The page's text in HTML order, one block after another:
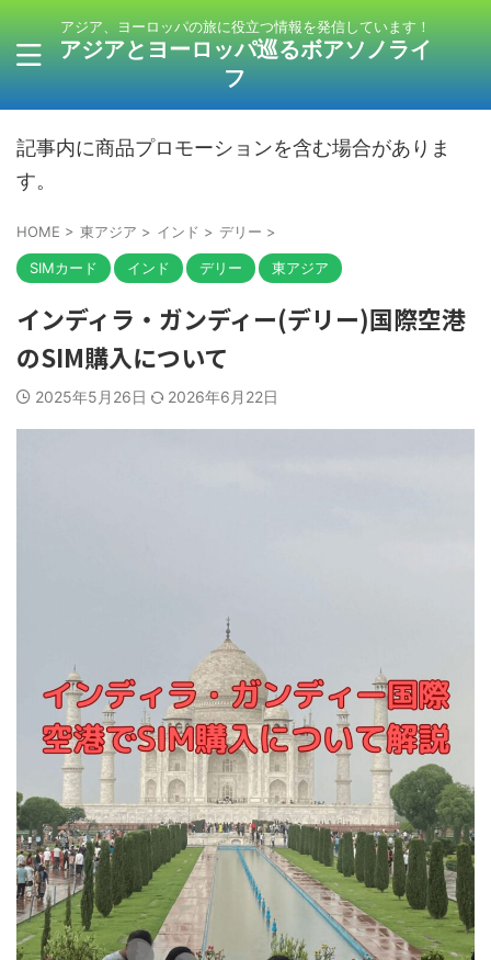
アジア、ヨーロッパの旅に役立つ情報を発信しています！
アジアとヨーロッパ巡るボアソノライ
フ
記事内に商品プロモーションを含む場合がありま
す。
HOME > 東アジア > インド > デリー >
SIMカード インド デリー 東アジア
インディラ・ガンディー(デリー)国際空港
のSIM購入について
2025年5月26日 2026年6月22日